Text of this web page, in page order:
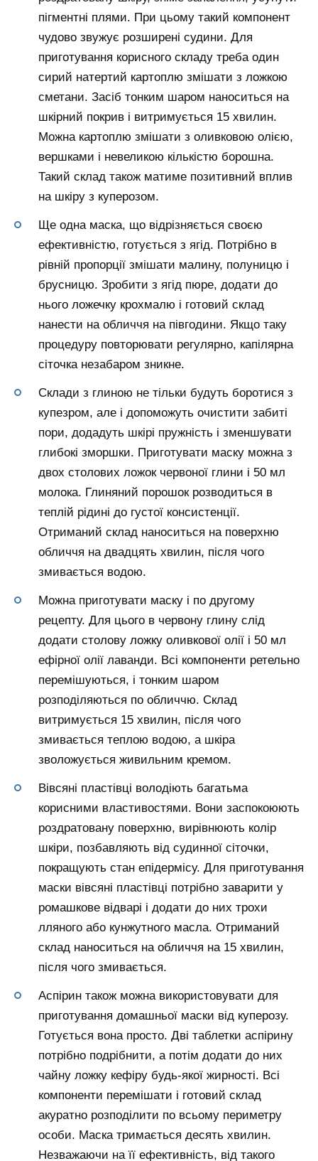
пігментні плями. При цьому такий компонент
чудово звужує розширені судини. Для
приготування корисного складу треба один
сирий натертий картоплю змішати з ложкою
сметани. Засіб тонким шаром наноситься на
шкірний покрив і витримується 15 хвилин.
Можна картоплю змішати з оливковою олією,
вершками і невеликою кількістю борошна.
Такий склад також матиме позитивний вплив
на шкіру з куперозом.
Ще одна маска, що відрізняється своєю
ефективністю, готується з ягід. Потрібно в
рівній пропорції змішати малину, полуницю і
брусницю. Зробити з ягід пюре, додати до
нього ложечку крохмалю і готовий склад
нанести на обличчя на півгодини. Якщо таку
процедуру повторювати регулярно, капілярна
сіточка незабаром зникне.
Склади з глиною не тільки будуть боротися з
купезром, але і допоможуть очистити забиті
пори, додадуть шкірі пружність і зменшувати
глибокі зморшки. Приготувати маску можна з
двох столових ложок червоної глини і 50 мл
молока. Глиняний порошок розводиться в
теплій рідині до густої консистенції.
Отриманий склад наноситься на поверхню
обличчя на двадцять хвилин, після чого
змивається водою.
Можна приготувати маску і по другому
рецепту. Для цього в червону глину слід
додати столову ложку оливкової олії і 50 мл
ефірної олії лаванди. Всі компоненти ретельно
перемішуються, і тонким шаром
розподіляються по обличчю. Склад
витримується 15 хвилин, після чого
змивається теплою водою, а шкіра
зволожується живильним кремом.
Вівсяні пластівці володіють багатьма
корисними властивостями. Вони заспокоюють
роздратовану поверхню, вирівнюють колір
шкіри, позбавляють від судинної сіточки,
покращують стан епідермісу. Для приготування
маски вівсяні пластівці потрібно заварити у
ромашкове відварі і додати до них трохи
лляного або кунжутного масла. Отриманий
склад наноситься на обличчя на 15 хвилин,
після чого змивається.
Аспірин також можна використовувати для
приготування домашньої маски від куперозу.
Готується вона просто. Дві таблетки аспірину
потрібно подрібнити, а потім додати до них
чайну ложку кефіру будь-якої жирності. Всі
компоненти перемішати і готовий склад
акуратно розподілити по всьому периметру
особи. Маска тримається десять хвилин.
Незважаючи на її ефективність, від такого